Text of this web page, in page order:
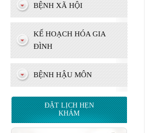
BỆNH XÃ HỘI
KẾ HOẠCH HÓA GIA
ĐÌNH
BỆNH HẬU MÔN
ĐẶT LỊCH HẸN
KHÁM